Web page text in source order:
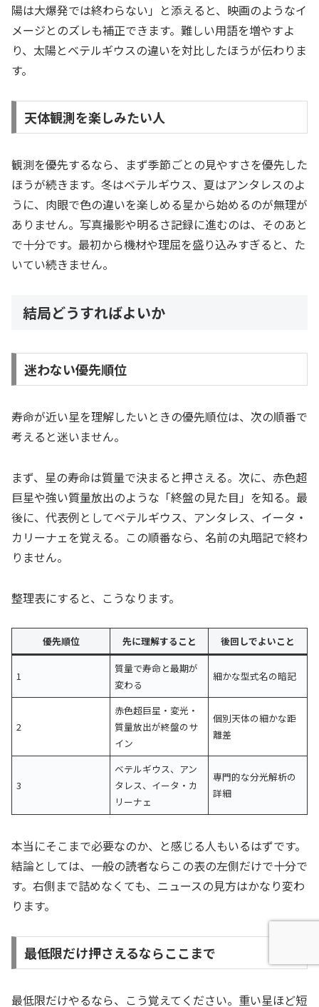
陽は大爆発では終わらない」と添えると、映画のようなイ
メージとのズレも補正できます。難しい用語を増やすよ
り、太陽とベテルギウスの違いを対比したほうが伝わりま
す。
天体観測を楽しみたい人
観測を優先するなら、まず季節ごとの見やすさを優先した
ほうが続きます。冬はベテルギウス、夏はアンタレスのよ
うに、肉眼で色の違いを楽しめる星から始めるのが無理が
ありません。写真撮影や明るさ記録に進むのは、そのあと
で十分です。最初から機材や理屈を盛り込みすぎると、た
いてい続きません。
結局どうすればよいか
迷わない優先順位
寿命が近い星を理解したいときの優先順位は、次の順番で
考えると迷いません。
まず、星の寿命は質量で決まると押さえる。次に、赤色超
巨星や強い質量放出のような「終盤の見た目」を知る。最
後に、代表例としてベテルギウス、アンタレス、イータ・
カリーナェを覚える。この順番なら、名前の丸暗記で終わ
りません。
整理表にすると、こうなります。
優先順位 先に理解すること 後回しでよいこと
1
質量で寿命と最期が
変わる
細かな型式名の暗記
2
赤色超巨星・変光・
質量放出が終盤のサ
イン
個別天体の細かな距
離差
3
ベテルギウス、アン
タレス、イータ・カ
リーナェ
専門的な分光解析の
詳細
本当にそこまで必要なのか、と感じる人もいるはずです。
結論としては、一般の読者ならこの表の左側だけで十分で
す。右側まで詰めなくても、ニュースの見方はかなり変わ
ります。
最低限だけ押さえるならここまで
最低限だけやるなら、こう覚えてください。重い星ほど短